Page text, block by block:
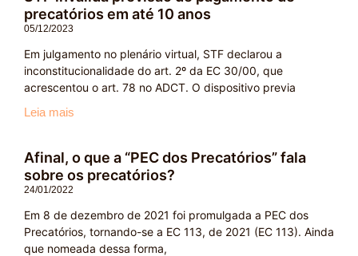
precatórios em até 10 anos
05/12/2023
Em julgamento no plenário virtual, STF declarou a
inconstitucionalidade do art. 2º da EC 30/00, que
acrescentou o art. 78 no ADCT. O dispositivo previa
Leia mais
Afinal, o que a “PEC dos Precatórios” fala
sobre os precatórios?
24/01/2022
Em 8 de dezembro de 2021 foi promulgada a PEC dos
Precatórios, tornando-se a EC 113, de 2021 (EC 113). Ainda
que nomeada dessa forma,